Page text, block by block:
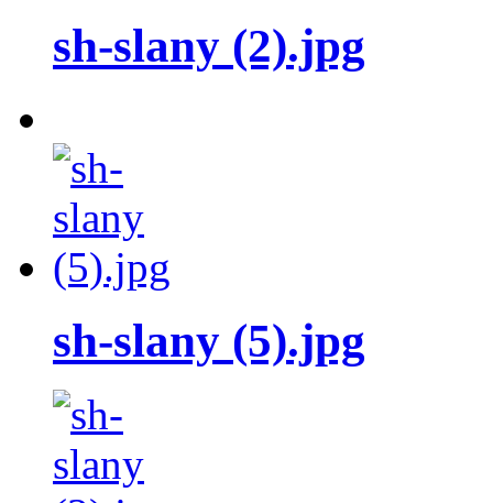
sh-slany (2).jpg
sh-slany (5).jpg